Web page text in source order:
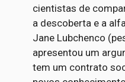
cientistas de
a descoberta e a
Jane Lubchenco
apresentou um
tem um contrato